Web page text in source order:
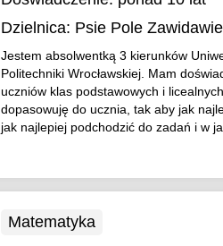
Dzielnica: Psie Pole Zawidawie
Jestem absolwentką 3 kierunków
Politechniki Wrocławskiej. Mam
uczniów klas podstawowych i
dopasowuję do ucznia, tak aby jak
jak najlepiej podchodzić do zadań i w
Matematyka